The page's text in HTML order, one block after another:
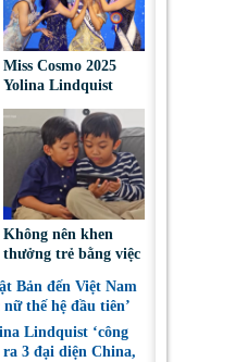
Miss Cosmo 2025
Yolina Lindquist
‘công du’ Nepal, tìm
đại diện mới tranh
tài Miss Cosmo 2026
Không nên khen
thưởng trẻ bằng việc
thoại
Bản đến Việt Nam
thế hệ đầu tiên’
Lindquist ‘công
3 đại diện China,